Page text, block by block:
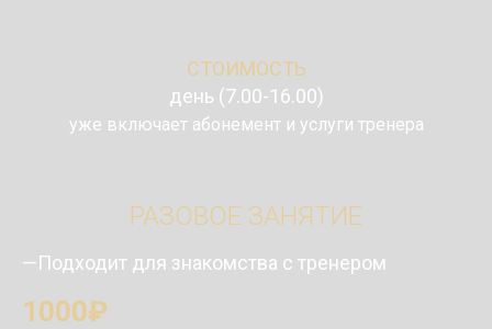
СТОИМОСТЬ
день (7.00-16.00)
уже включает абонемент и услуги тренера
РАЗОВОЕ ЗАНЯТИЕ
—Подходит для знакомства с тренером
1000₽